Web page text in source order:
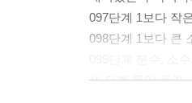
097단계 1보다 작
098단계 1보다 큰
세 단계 묶어 풀기